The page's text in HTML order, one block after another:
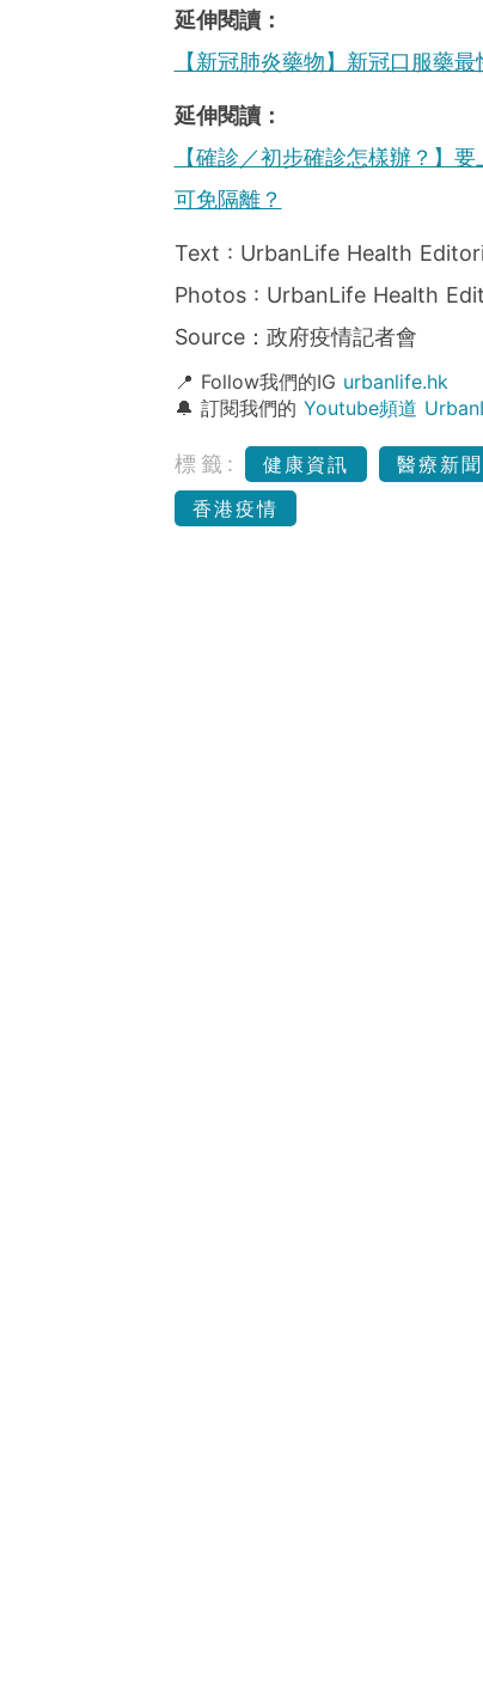
延伸閱讀：
【新冠肺炎藥物】新冠口服藥
延伸閱讀：
【確診／初步確診怎樣辦？】
可免隔離？
Text : UrbanLife Health
Photos : UrbanLife Health
Source：政府疫情記者會
📍 Follow我們的IG urbanlife.hk
🔔 訂閱我們的 Youtube頻道
標籤: 健康資訊 醫療新聞
香港疫情